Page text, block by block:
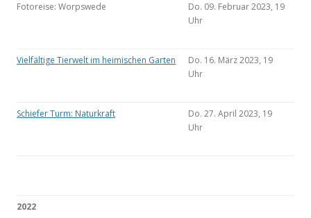
Fotoreise: Worpswede
Do. 09. Februar 2023, 19
Uhr
Vielfältige Tierwelt im heimischen Garten
Do. 16. März 2023, 19
Uhr
Schiefer Turm: Naturkraft
Do. 27. April 2023, 19
Uhr
2022